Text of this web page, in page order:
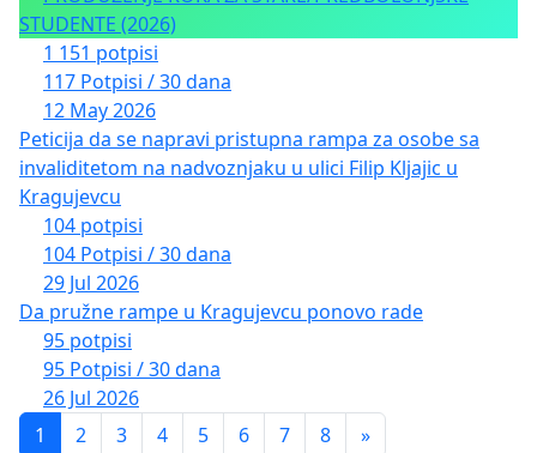
STUDENTE (2026)
1 151 potpisi
117 Potpisi / 30 dana
12 May 2026
Peticija da se napravi pristupna rampa za osobe sa
invaliditetom na nadvoznjaku u ulici Filip Kljajic u
Kragujevcu
104 potpisi
104 Potpisi / 30 dana
29 Jul 2026
Da pružne rampe u Kragujevcu ponovo rade
95 potpisi
95 Potpisi / 30 dana
26 Jul 2026
1
2 3 4 5 6 7 8 »